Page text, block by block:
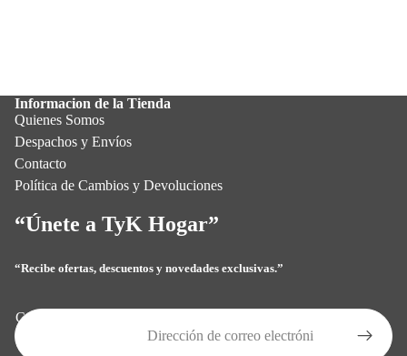
Informacion de la Tienda
Quienes Somos
Despachos y Envíos
Contacto
Política de Cambios y Devoluciones
“Únete a TyK Hogar”
“Recibe ofertas, descuentos y novedades exclusivas.”
Correo electrónico
Política de privacidad